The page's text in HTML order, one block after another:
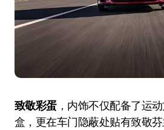
致敬彩蛋，内饰不仅配备了运
盒，更在车门隐蔽处贴有致敬